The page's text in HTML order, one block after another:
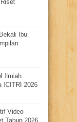
Ibu
Ilmiah
ICITRI 2026
Video
Tahun 2026